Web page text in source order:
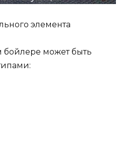
элемента
бойлере может быть